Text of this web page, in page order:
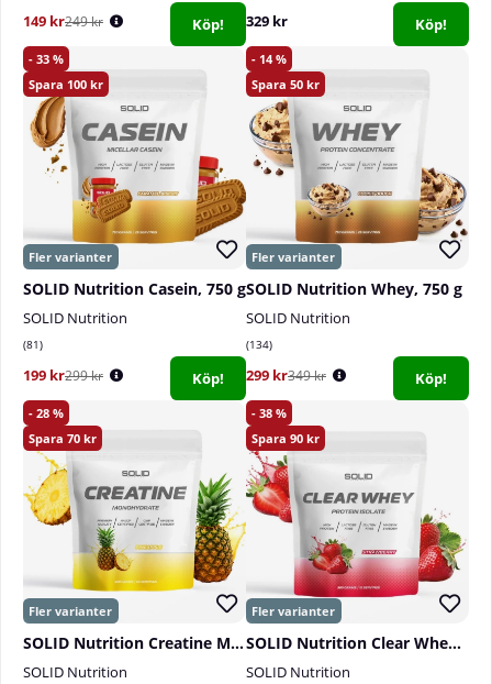
149 kr249 kr Köp! 329 kr Köp!
33
100
SOLID Nutrition Casein, 750 g
SOLID Nutrition
81
199 kr299 kr Köp!
14
50
SOLID Nutrition Whey, 750 g
SOLID Nutrition
134
299 kr349 kr Köp!
28
70
SOLID Nutrition Creatine Monohydrate, 400 g
SOLID Nutrition
38
90
SOLID Nutrition Clear Whey, 300 g
SOLID Nutrition